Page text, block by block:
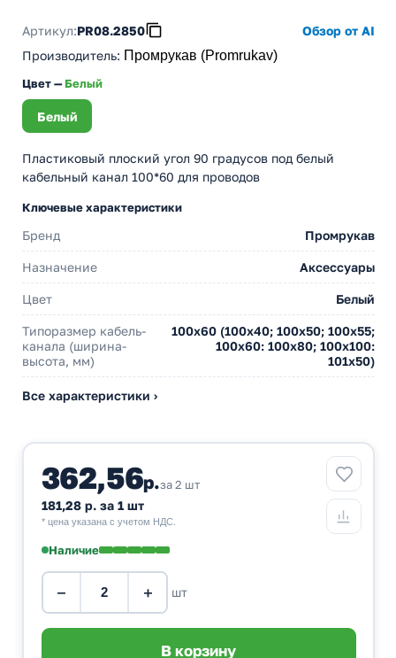
Артикул:PR08.2850
Обзор от AI
Производитель: Промрукав (Promrukav)
Цвет —Белый
Белый
Пластиковый плоский угол 90 градусов под белый
кабельный канал 100*60 для проводов
Ключевые характеристики
Бренд Промрукав
Назначение Аксессуары
Цвет Белый
Типоразмер кабель-
канала (ширина-
высота, мм)
100х60 (100х40; 100х50; 100х55;
100х60: 100х80; 100х100:
101х50)
Все характеристики ›
362,56р.за 2 шт
181,28 р. за 1 шт
* цена указана с учетом НДС.
Наличие
− + шт